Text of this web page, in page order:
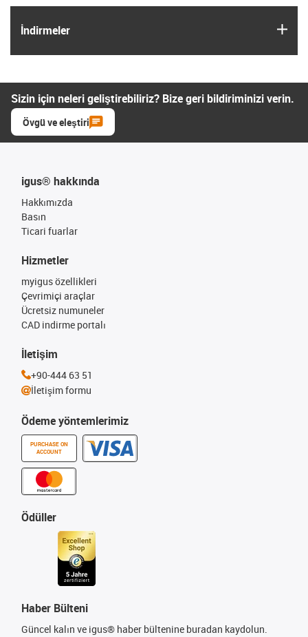
İndirmeler
Sizin için neleri geliştirebiliriz? Bize geri bildiriminizi verin.
Övgü ve eleştiri
igus® hakkında
Hakkımızda
Basın
Ticari fuarlar
Ödeme yöntemlerimiz
PURCHASE ON
ACCOUNT
Hizmetler
myigus özellikleri
Çevrimiçi araçlar
Ücretsiz numuneler
CAD indirme portalı
Ödüller
Haber Bülteni
Güncel kalın ve igus® haber bültenine buradan kaydolun.
İletişim
+90-444 63 51
İletişim formu